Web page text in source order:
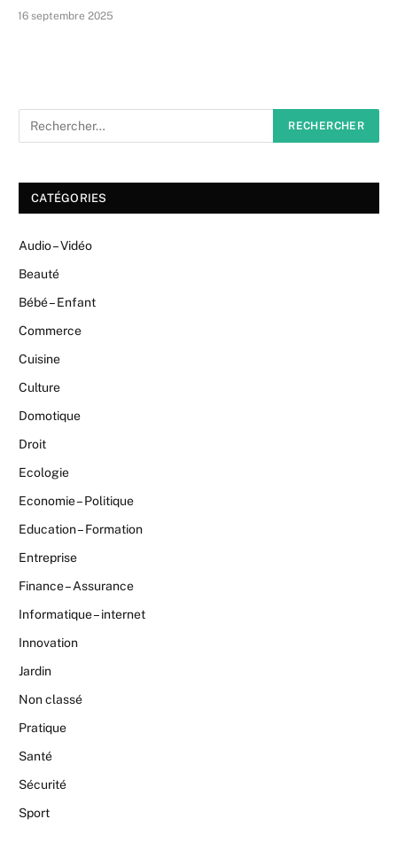
16 septembre 2025
CATÉGORIES
Audio – Vidéo
Beauté
Bébé – Enfant
Commerce
Cuisine
Culture
Domotique
Droit
Ecologie
Economie – Politique
Education – Formation
Entreprise
Finance – Assurance
Informatique – internet
Innovation
Jardin
Non classé
Pratique
Santé
Sécurité
Sport